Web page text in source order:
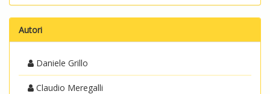
Autori
Daniele Grillo
Claudio Meregalli